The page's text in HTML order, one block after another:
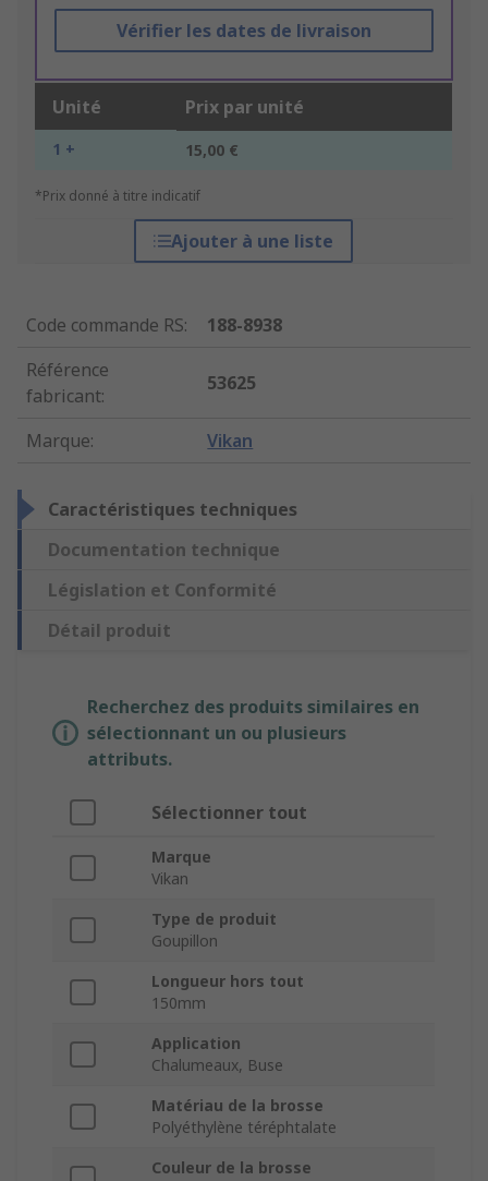
Vérifier les dates de livraison
Unité Prix par unité
1 + 15,00 €
*Prix donné à titre indicatif
Ajouter à une liste
Code commande RS:
188-8938
Référence
fabricant:
53625
Marque: Vikan
Caractéristiques techniques
Documentation technique
Législation et Conformité
Détail produit
Recherchez des produits similaires en
sélectionnant un ou plusieurs
attributs.
Sélectionner tout
Marque
Vikan
Type de produit
Goupillon
Longueur hors tout
150mm
Application
Chalumeaux, Buse
Matériau de la brosse
Polyéthylène téréphtalate
Couleur de la brosse